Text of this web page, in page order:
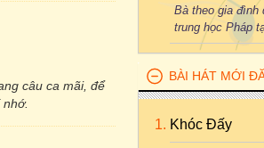
câu ca mãi, để
Bà theo gia đình
trung học Pháp
BÀI HÁT MỚI
Khóc Đấy